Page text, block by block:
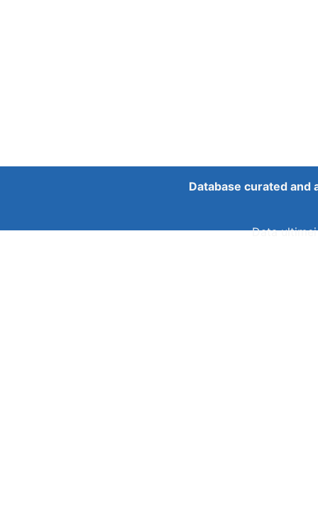
Database curated
Data